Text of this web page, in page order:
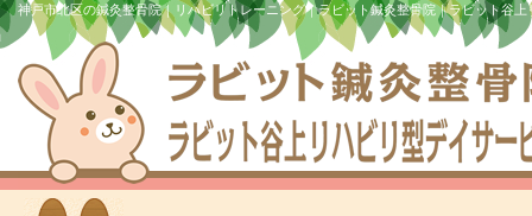
神戸市北区の鍼灸整骨院｜リハビリトレーニング｜ラビット鍼灸整骨院｜ラビット谷